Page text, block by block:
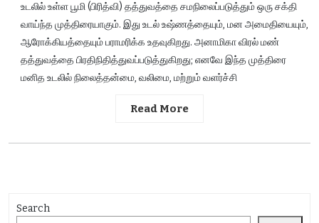
உடலில் உள்ள பூமி (பிரித்வி) தத்துவத்தை சமநிலைப்படுத்தும் ஒரு சக்தி
வாய்ந்த முத்திரையாகும். இது உடல் உஷ்ணத்தையும், மன அமைதியையும்,
ஆரோக்கியத்தையும் பராமரிக்க உதவுகிறது. அனாமிகா விரல் மண்
தத்துவத்தை பிரதிநிதித்துவப்படுத்துகிறது; எனவே இந்த முத்திரை
மனித உடலில் நிலைத்தன்மை, வலிமை, மற்றும் வளர்ச்சி
Read More
Search